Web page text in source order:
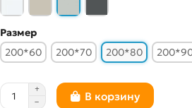
Размер
200*60
200*70 200*80
В корзину